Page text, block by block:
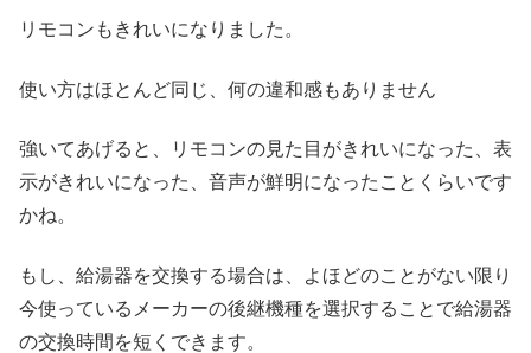
リモコンもきれいになりました。
使い方はほとんど同じ、何の違和感もありません
強いてあげると、リモコンの見た目がきれいになった、表
示がきれいになった、音声が鮮明になったことくらいです
かね。
もし、給湯器を交換する場合は、よほどのことがない限り
今使っているメーカーの後継機種を選択することで給湯器
の交換時間を短くできます。